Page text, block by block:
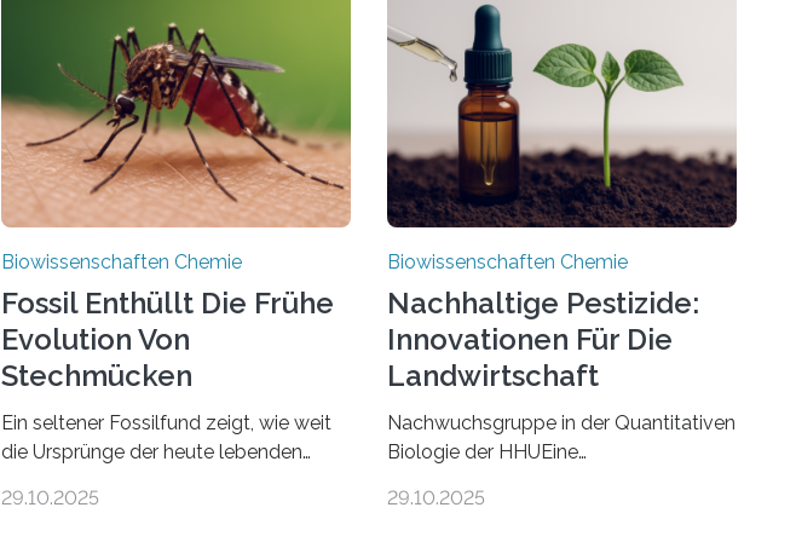
Biowissenschaften Chemie
Fossil Enthüllt Die Frühe
Evolution Von
Stechmücken
Ein seltener Fossilfund zeigt, wie weit
die Ursprünge der heute lebenden
99 Millionen Jahre altem Bernstein
29.10.2025
Biowissenschaften Chemie
Nachhaltige Pestizide:
Innovationen Für Die
Landwirtschaft
Nachwuchsgruppe in der Quantitativen
Biologie der HHUEine
Heine-Universität Düsseldorf (HHU)
29.10.2025